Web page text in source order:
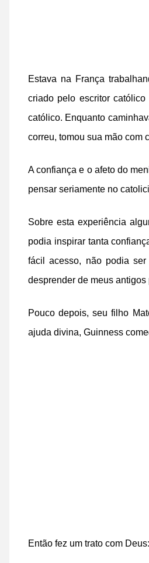
Estava na França
criado pelo escritor
católico. Enquanto
correu, tomou sua mão com
A confiança e o afeto do
pensar seriamente no
Sobre esta experiência
podia inspirar tanta
fácil acesso, não podia
desprender de meus
Pouco depois, seu filho
ajuda divina, Guinness
Então fez um trato com